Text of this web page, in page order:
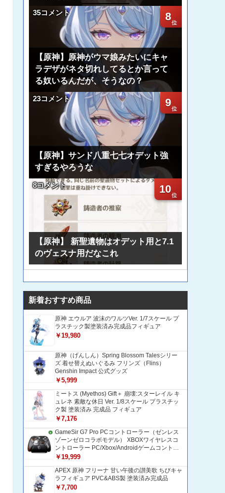
8
35コメント
【原神】原神がウマ娘みたいにキャ
ラデザがネタ切れしてるとか言って
る奴いるんだが、そうなの？
9
23コメント
【原神】サンド八重七七オデット強
すぎるやろうな
10
8コメント
【原神】 新聖遺物はオデット用と7.1
のヴェスナ用だなこれ
新着おすすめ商品
原神 エウルア 波沫のワルツVer. 1/7スケール プ
ラスチック製塗装済み完成品フィギュア
￥19,980
原神（げんしん）Spring Blossom Talesシリー
ズ 着せ替えぬいぐるみ フリンズ（Flins）
Genshin Impact 公式グッズ
￥5,999
ミートス (Myethos) Gift＋ 崩壊:スターレイル キ
ュレネ 素敵な休日 Ver. 1/8スケール プラスチッ
ク製 塗装済み 完成品 フィギュア
￥7,176
GameSir G7 Pro PCコントローラー（ゼンレス
ゾーンゼロコラボモデル） XBOXワイヤレスコ
ントローラー PC/Xbox/Androidゲームコントロ
ーラー 1200mAH大容量バッテリー TMRホール
コントローラー 追加ボタン＆トリガー/グリップ
振動モーター搭載 トリガーストップ＆背面ボタ
ンロック付きゲームパッド 光学式マイクロスイ
￥19,999
APEX 原神 フリーナ 甘い午後の讃美歌 ちびキャ
ラフィギュア PVC&ABS製 塗装済み完成品
￥7,700